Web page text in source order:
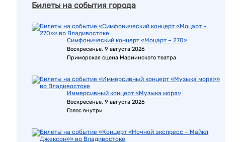
Билеты на события города
Симфонический концерт «Моцарт – 270»
Воскресенье, 9 августа 2026
Приморская сцена Мариинского театра
Иммерсивный концерт «Музыка моря»
Воскресенье, 9 августа 2026
Голос внутри